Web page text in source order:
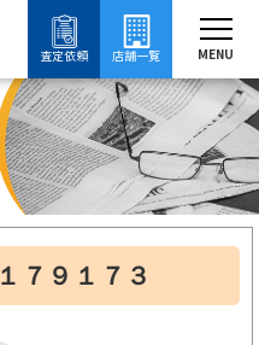
査定依頼
店舗一覧 MENU
入れ・質預かり 質屋について知る
７９１７３